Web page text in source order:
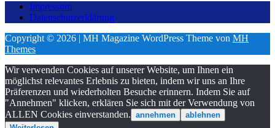
Impressum
Datenschutzerklärung
Copyright © 2026 | MH Magazine WordPress Theme von MH
Themes
Wir verwenden Cookies auf unserer Website, um Ihnen ein
möglichst relevantes Erlebnis zu bieten, indem wir uns an Ihre
Präferenzen und wiederholten Besuche erinnern. Indem Sie auf
"Annehmen" klicken, erklären Sie sich mit der Verwendung von
ALLEN Cookies einverstanden. annehmen
ablehnen